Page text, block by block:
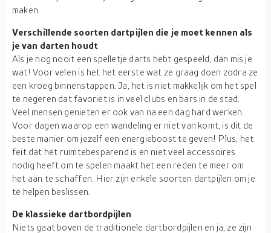
maken.
Verschillende soorten dartpijlen die je moet kennen als
je van darten houdt
Als je nog nooit een spelletje darts hebt gespeeld, dan mis je
wat! Voor velen is het het eerste wat ze graag doen zodra ze
een kroeg binnenstappen. Ja, het is niet makkelijk om het spel
te negeren dat favoriet is in veel clubs en bars in de stad.
Veel mensen genieten er ook van na een dag hard werken.
Voor dagen waarop een wandeling er niet van komt, is dit de
beste manier om jezelf een energieboost te geven! Plus, het
feit dat het ruimtebesparend is en niet veel accessoires
nodig heeft om te spelen maakt het een reden te meer om
het aan te schaffen. Hier zijn enkele soorten dartpijlen om je
te helpen beslissen.
De klassieke dartbordpijlen
Niets gaat boven de traditionele dartbordpijlen en ja, ze zijn